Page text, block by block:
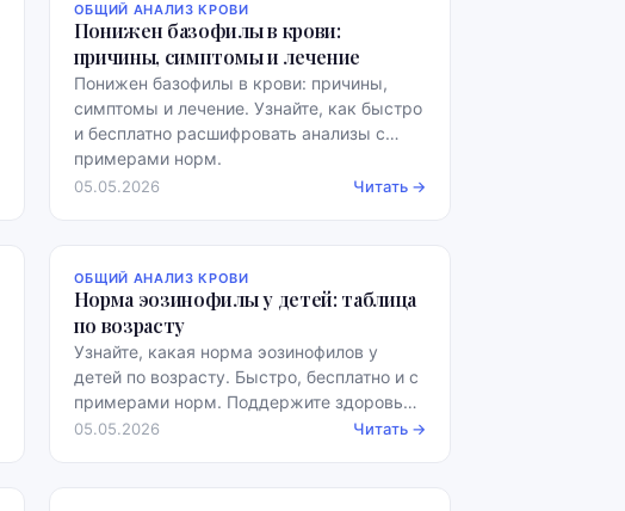
ОБЩИЙ АНАЛИЗ КРОВИ
Понижен базофилы в крови:
причины, симптомы и лечение
Понижен базофилы в крови: причины,
симптомы и лечение. Узнайте, как быстро
и бесплатно расшифровать анализы с
примерами норм.
05.05.2026 Читать →
ОБЩИЙ АНАЛИЗ КРОВИ
Норма эозинофилы у детей: таблица
по возрасту
Узнайте, какая норма эозинофилов у
детей по возрасту. Быстро, бесплатно и с
примерами норм. Поддержите здоровье
вашего ребенка!
05.05.2026 Читать →